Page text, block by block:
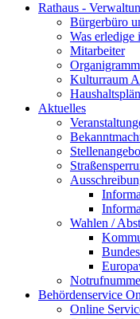
Rathaus -
Bürgerbüro
Was erledige
Mitarbeiter
Organigramm
Kulturraum
Aktuelles
Wahlen /
Behördenservice
Online